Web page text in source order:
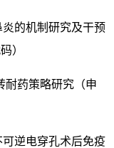
的机制研究及干预
）
耐药策略研究（申
逆电穿孔术后免疫